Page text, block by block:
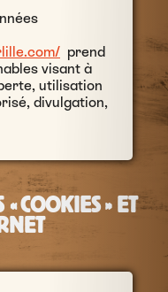
prend
visant à
utilisation
divulgation,
COOKIES » ET